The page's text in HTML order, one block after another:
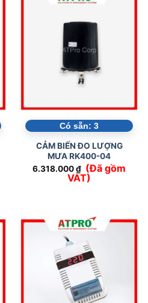
Có sẵn: 3
CẢM BIẾN ĐO LƯỢNG
MƯA RK400-04
6.318.000₫ (Đã gồm
VAT)